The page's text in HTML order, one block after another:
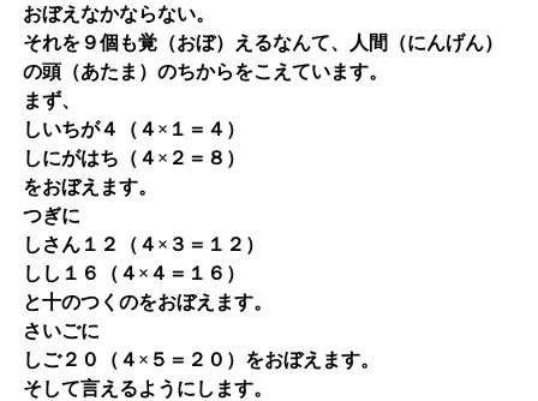
おぼえなかならない。
それを９個も覚（おぼ）えるなんて、人間（にんげん）
の頭（あたま）のちからをこえています。
まず、
しいちが４（４×１＝４）
しにがはち（４×２＝８）
をおぼえます。
つぎに
しさん１２（４×３＝１２）
しし１６（４×４＝１６）
と十のつくのをおぼえます。
さいごに
しご２０（４×５＝２０）をおぼえます。
そして言えるようにします。